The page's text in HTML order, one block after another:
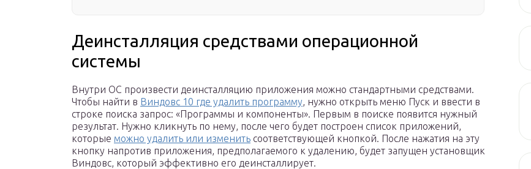
Деинсталляция средствами операционной
системы
Внутри ОС произвести деинсталляцию приложения можно стандартными средствами.
Чтобы найти в Виндовс 10 где удалить программу, нужно открыть меню Пуск и ввести в
строке поиска запрос: «Программы и компоненты». Первым в поиске появится нужный
результат. Нужно кликнуть по нему, после чего будет построен список приложений,
которые можно удалить или изменить соответствующей кнопкой. После нажатия на эту
кнопку напротив приложения, предполагаемого к удалению, будет запущен установщик
Виндовс, который эффективно его деинсталлирует.